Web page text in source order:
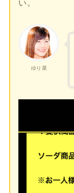
い。
ゆり菜